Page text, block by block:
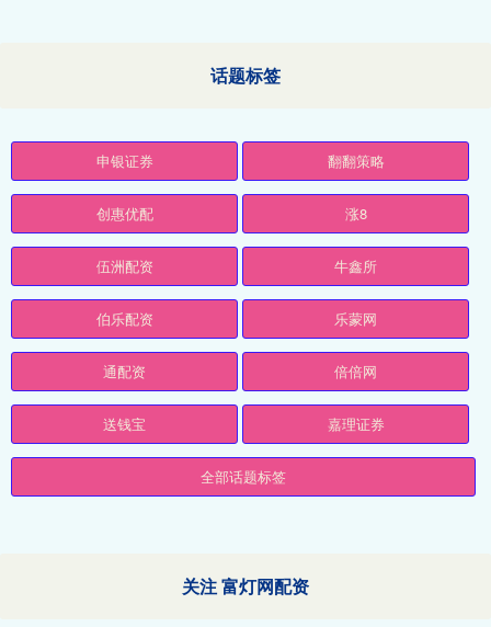
话题标签
申银证券 翻翻策略
创惠优配 涨8
伍洲配资 牛鑫所
伯乐配资 乐蒙网
通配资 倍倍网
送钱宝 嘉理证券
全部话题标签
关注 富灯网配资